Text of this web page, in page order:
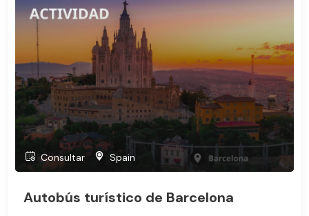
Consultar Spain
Autobús turístico de Barcelona